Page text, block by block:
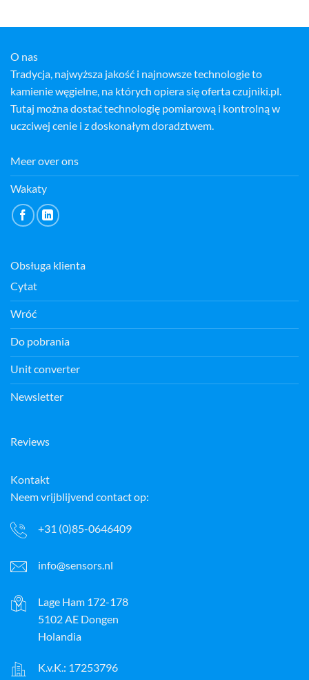
O nas
Tradycja, najwyższa jakość i najnowsze technologie to
kamienie węgielne, na których opiera się oferta czujniki.pl.
Tutaj można dostać technologię pomiarową i kontrolną w
uczciwej cenie i z doskonałym doradztwem.
Meer over ons
Wakaty
Obsługa klienta
Cytat
Wróć
Do pobrania
Unit converter
Newsletter
Reviews
Kontakt
Neem vrijblijvend contact op:
+31 (0)85-0646409
info@sensors.nl
Lage Ham 172-178
5102 AE Dongen
Holandia
K.v.K.: 17253796